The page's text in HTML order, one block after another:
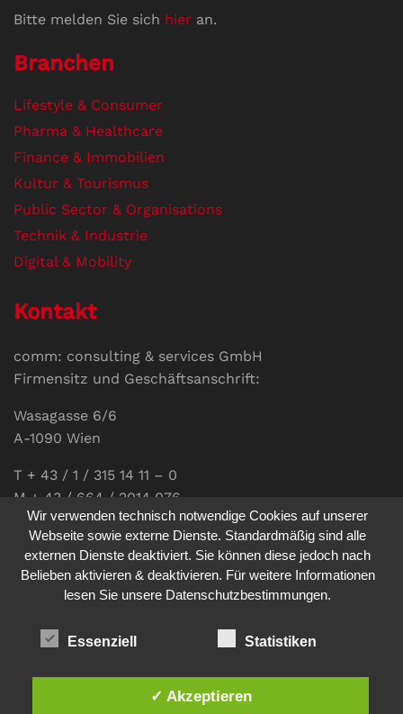
Bitte melden Sie sich hier an.
Branchen
Lifestyle & Consumer
Pharma & Healthcare
Finance & Immobilien
Kultur & Tourismus
Public Sector & Organisations
Technik & Industrie
Digital & Mobility
Kontakt
comm: consulting & services GmbH
Firmensitz und Geschäftsanschrift:
Wasagasse 6/6
A-1090 Wien
T + 43 / 1 / 315 14 11 – 0
M + 43 / 664 / 2014 076
E-Mail:office@communications.co.at
Homepage:www.communications.co.at
UID: ATU 811 196 56
Sabine Pöhacker MSc.
Wir verwenden technisch notwendige Cookies auf unserer
Webseite sowie externe Dienste. Standardmäßig sind alle
externen Dienste deaktiviert. Sie können diese jedoch nach
Belieben aktivieren & deaktivieren. Für weitere Informationen
lesen Sie unsere Datenschutzbestimmungen.
Essenziell Statistiken
✓ Akzeptieren